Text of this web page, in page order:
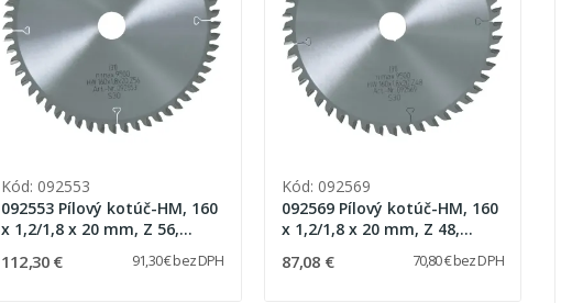
Kód: 092553
092553 Pílový kotúč-HM, 160
x 1,2/1,8 x 20 mm, Z 56,
Hliník
112,30 € 91,30 € bez DPH
Kód: 092569
092569 Pílový kotúč-HM, 160
x 1,2/1,8 x 20 mm, Z 48,
(Trespa)
87,08 € 70,80 € bez DPH